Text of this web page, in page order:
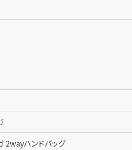
2wayハンドバッグ